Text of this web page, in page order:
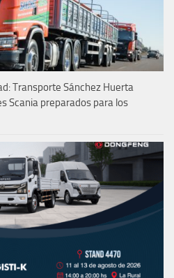
Transporte Sánchez Huerta
Scania preparados para los